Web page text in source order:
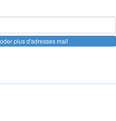
plus d'adresses mail